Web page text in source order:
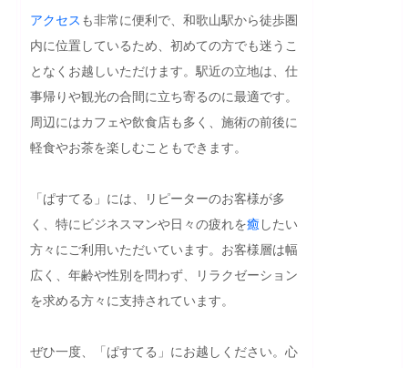
アクセス も非常に便利で、和歌山駅から徒歩圏
内に位置しているため、初めての方でも迷うこ
となくお越しいただけます。駅近の立地は、仕
事帰りや観光の合間に立ち寄るのに最適です。
周辺にはカフェや飲食店も多く、施術の前後に
軽食やお茶を楽しむこともできます。
「ぱすてる」には、リピーターのお客様が多
く、特にビジネスマンや日々の疲れを癒 したい
方々にご利用いただいています。お客様層は幅
広く、年齢や性別を問わず、リラクゼーション
を求める方々に支持されています。
ぜひ一度、「ぱすてる」にお越しください。心